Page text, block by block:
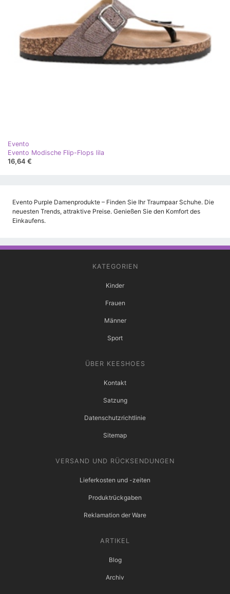
Evento
Evento Modische Flip-Flops lila
16,64 €
Evento Purple Damenprodukte – Finden Sie Ihr Traumpaar Schuhe. Die
neuesten Trends, attraktive Preise. Genießen Sie den Komfort des
Einkaufens.
KATEGORIEN
Kinder
Frauen
Männer
Sport
ÜBER KEESHOES
Kontakt
Satzung
Datenschutzrichtlinie
Sitemap
VERSAND UND RÜCKSENDUNGEN
Lieferkosten und -zeiten
Produktrückgaben
Reklamation der Ware
ARTIKEL
Blog
Archiv